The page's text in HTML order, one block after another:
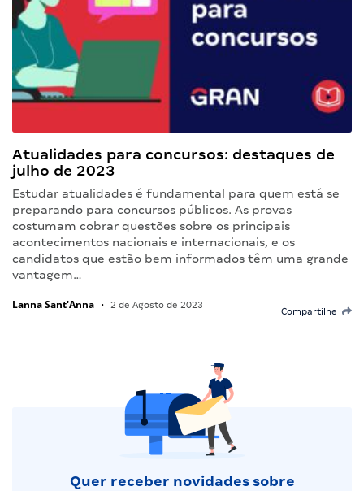
Atualidades para concursos: destaques de
julho de 2023
Estudar atualidades é fundamental para quem está se
preparando para concursos públicos. As provas
costumam cobrar questões sobre os principais
acontecimentos nacionais e internacionais, e os
candidatos que estão bem informados têm uma grande
vantagem…
Lanna Sant'Anna • 2 de Agosto de 2023
Compartilhe
Quer receber novidades sobre